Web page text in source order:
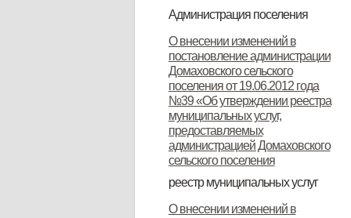
Администрация поселения
Структура и прием граждан
О внесении изменений в
постановление администрации
Домаховского сельского
поселения от 19.06.2012 года
№39 «Об утверждении реестра
муниципальных услуг,
предоставляемых
администрацией Домаховского
сельского поселения
реестр муниципальных услуг
Реестр муниципальных услуг,
Об утверждении реестра
Об утверждении Положения о
О внесении изменений в